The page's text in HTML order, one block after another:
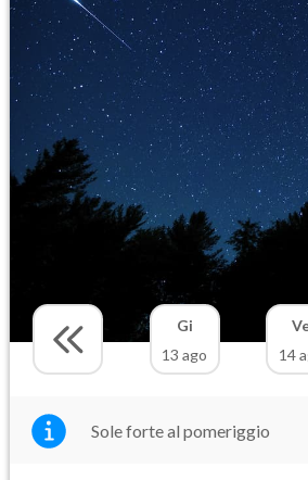
Gi
13 ago
14
Sole forte al pomeriggio